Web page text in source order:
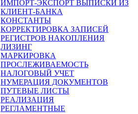
ИМПОРТ-ЭКСПОРТ ВЫПИСКИ ИЗ
КЛИЕНТ-БАНКА
КОНСТАНТЫ
КОРРЕКТИРОВКА ЗАПИСЕЙ
РЕГИСТРОВ НАКОПЛЕНИЯ
ЛИЗИНГ
МАРКИРОВКА
ПРОСЛЕЖИВАЕМОСТЬ
НАЛОГОВЫЙ УЧЕТ
НУМЕРАЦИЯ ДОКУМЕНТОВ
ПУТЕВЫЕ ЛИСТЫ
РЕАЛИЗАЦИЯ
РЕГЛАМЕНТНЫЕ